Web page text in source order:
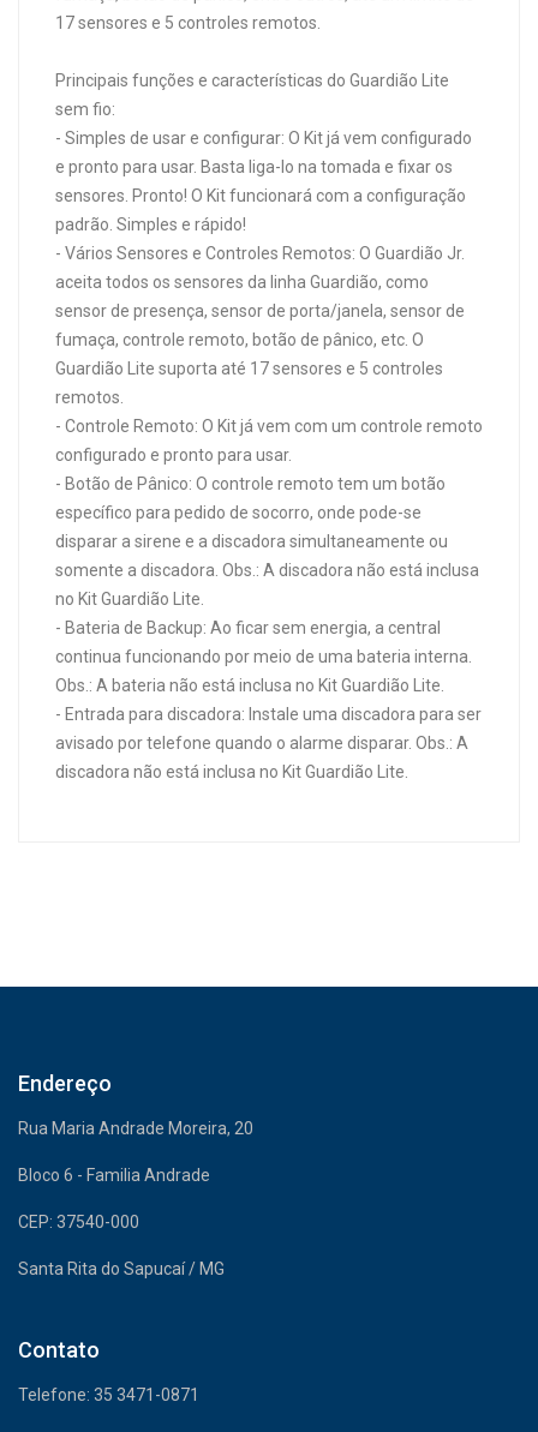
17 sensores e 5 controles remotos.
Principais funções e características do Guardião Lite
sem fio:
- Simples de usar e configurar: O Kit já vem configurado
e pronto para usar. Basta liga-lo na tomada e fixar os
sensores. Pronto! O Kit funcionará com a configuração
padrão. Simples e rápido!
- Vários Sensores e Controles Remotos: O Guardião Jr.
aceita todos os sensores da linha Guardião, como
sensor de presença, sensor de porta/janela, sensor de
fumaça, controle remoto, botão de pânico, etc. O
Guardião Lite suporta até 17 sensores e 5 controles
remotos.
- Controle Remoto: O Kit já vem com um controle remoto
configurado e pronto para usar.
- Botão de Pânico: O controle remoto tem um botão
específico para pedido de socorro, onde pode-se
disparar a sirene e a discadora simultaneamente ou
somente a discadora. Obs.: A discadora não está inclusa
no Kit Guardião Lite.
- Bateria de Backup: Ao ficar sem energia, a central
continua funcionando por meio de uma bateria interna.
Obs.: A bateria não está inclusa no Kit Guardião Lite.
- Entrada para discadora: Instale uma discadora para ser
avisado por telefone quando o alarme disparar. Obs.: A
discadora não está inclusa no Kit Guardião Lite.
Endereço
Rua Maria Andrade Moreira, 20
Bloco 6 - Familia Andrade
CEP: 37540-000
Santa Rita do Sapucaí / MG
Contato
Telefone: 35 3471-0871